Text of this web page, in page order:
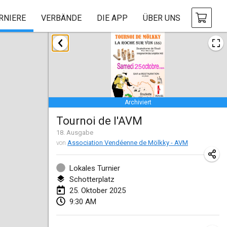
VERBÄNDE DIE APP ÜBER UNS
Archiviert
Tournoi de l'AVM
18 . Ausgabe
von Association Vendéenne de Mölkky - AVM
Lokales Turnier
Schotterplatz
25. Oktober 2025
9:30 AM
Januar 2025
Tournoi Mixte ASPTTOM
18. Jan. 2025|Frankreich
Indoor Polish Open 2025 - Singles
18. Jan. 2025|Polen
Tournoi de St Max
19. Jan. 2025|Frankreich
19. Jan. 2025|
Tournoi de Mölkky - Lesfous Dubâtonvaigeois